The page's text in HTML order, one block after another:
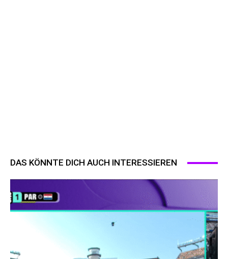
DAS KÖNNTE DICH AUCH INTERESSIEREN